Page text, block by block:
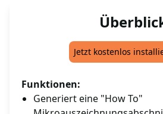
Jetzt kostenlos
Funktionen:
Generiert eine "How To"